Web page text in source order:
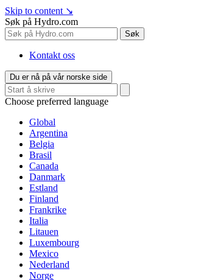
Skip to content ↘
Søk på Hydro.com
Søk
Kontakt oss
Du er nå på vår norske side
Choose preferred language
Global
Argentina
Belgia
Brasil
Canada
Danmark
Estland
Finland
Frankrike
Italia
Litauen
Luxembourg
Mexico
Nederland
Norge